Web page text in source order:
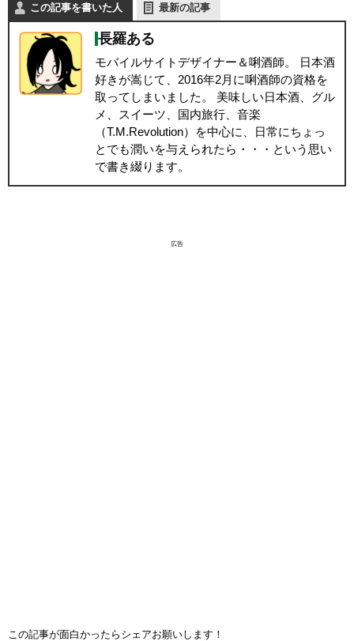
この記事を書いた人 最新の記事
長羅ある
モバイルサイトデザイナー＆唎酒師。 日本酒
好きが嵩じて、2016年2月に唎酒師の資格を
取ってしまいました。 美味しい日本酒、グル
メ、スイーツ、国内旅行、音楽
（T.M.Revolution）を中心に、日常にちょっ
とでも潤いを与えられたら・・・という思い
で書き綴ります。
広告
この記事が面白かったらシェアお願いします！